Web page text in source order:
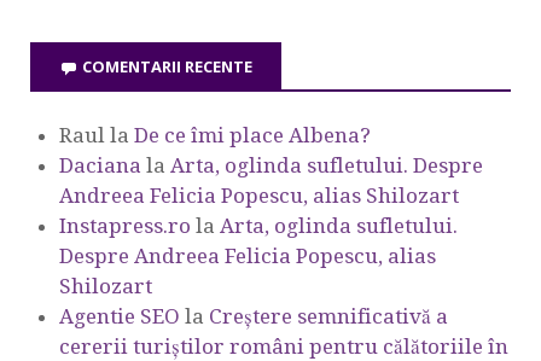
COMENTARII RECENTE
Raul la De ce îmi place Albena?
Daciana la Arta, oglinda sufletului. Despre
Andreea Felicia Popescu, alias Shilozart
Instapress.ro la Arta, oglinda sufletului.
Despre Andreea Felicia Popescu, alias
Shilozart
Agentie SEO la Creștere semnificativă a
cererii turiștilor români pentru călătoriile în